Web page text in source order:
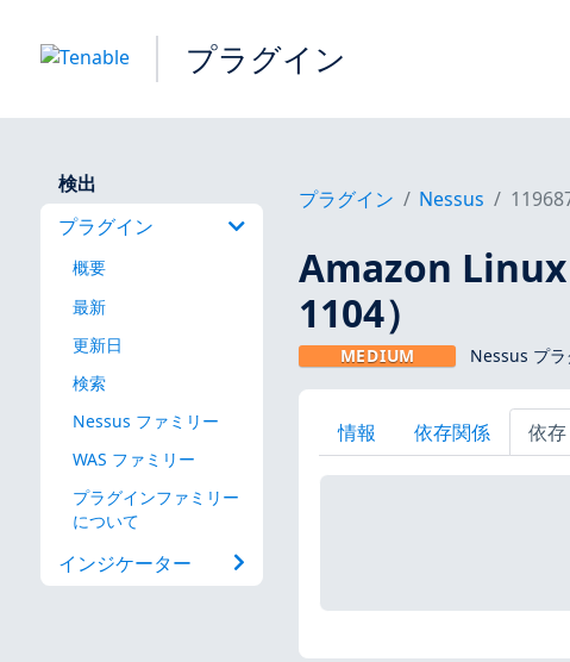
プラグイン
検出
プラグイン
概要
最新
更新日
検索
Nessus ファミリー
WAS ファミリー
プラグインファミリー
について
インジケーター
プラグイン Nessus
Amazon
1104）
MEDIUM Nessus プ
情報 依存関係 依存